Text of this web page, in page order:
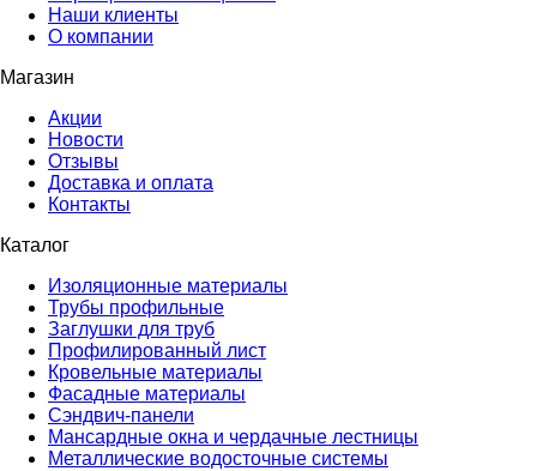
Наши клиенты
О компании
Магазин
Акции
Новости
Отзывы
Доставка и оплата
Контакты
Каталог
Изоляционные материалы
Трубы профильные
Заглушки для труб
Профилированный лист
Кровельные материалы
Фасадные материалы
Сэндвич-панели
Мансардные окна и чердачные лестницы
Металлические водосточные системы